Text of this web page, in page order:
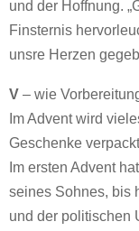
und der Hoffnung.
Finsternis
unsre Herzen
V – wie
Im Advent wird
Geschenke
Im ersten Advent
seines Sohnes, bis
und der politischen